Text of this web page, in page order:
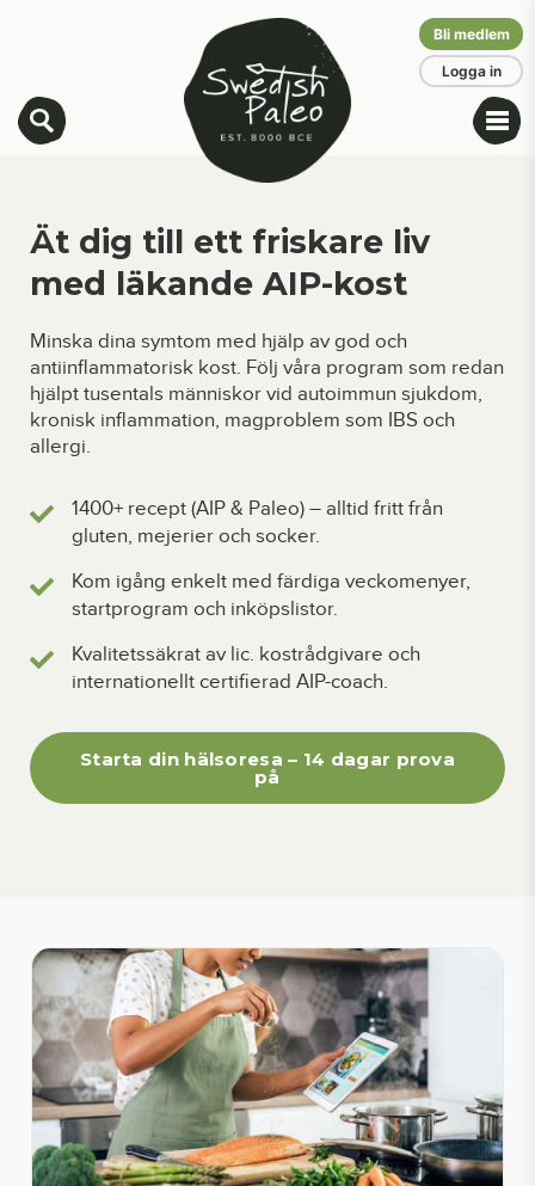
Bli medlem
Logga in
Ät dig till ett friskare liv
med läkande AIP-kost
Minska dina symtom med hjälp av god och
antiinflammatorisk kost. Följ våra program som redan
hjälpt tusentals människor vid autoimmun sjukdom,
kronisk inflammation, magproblem som IBS och
allergi.
1400+ recept (AIP & Paleo) – alltid fritt från
gluten, mejerier och socker.
Kom igång enkelt med färdiga veckomenyer,
startprogram och inköpslistor.
Kvalitetssäkrat av lic. kostrådgivare och
internationellt certifierad AIP-coach.
Starta din hälsoresa – 14 dagar prova
på